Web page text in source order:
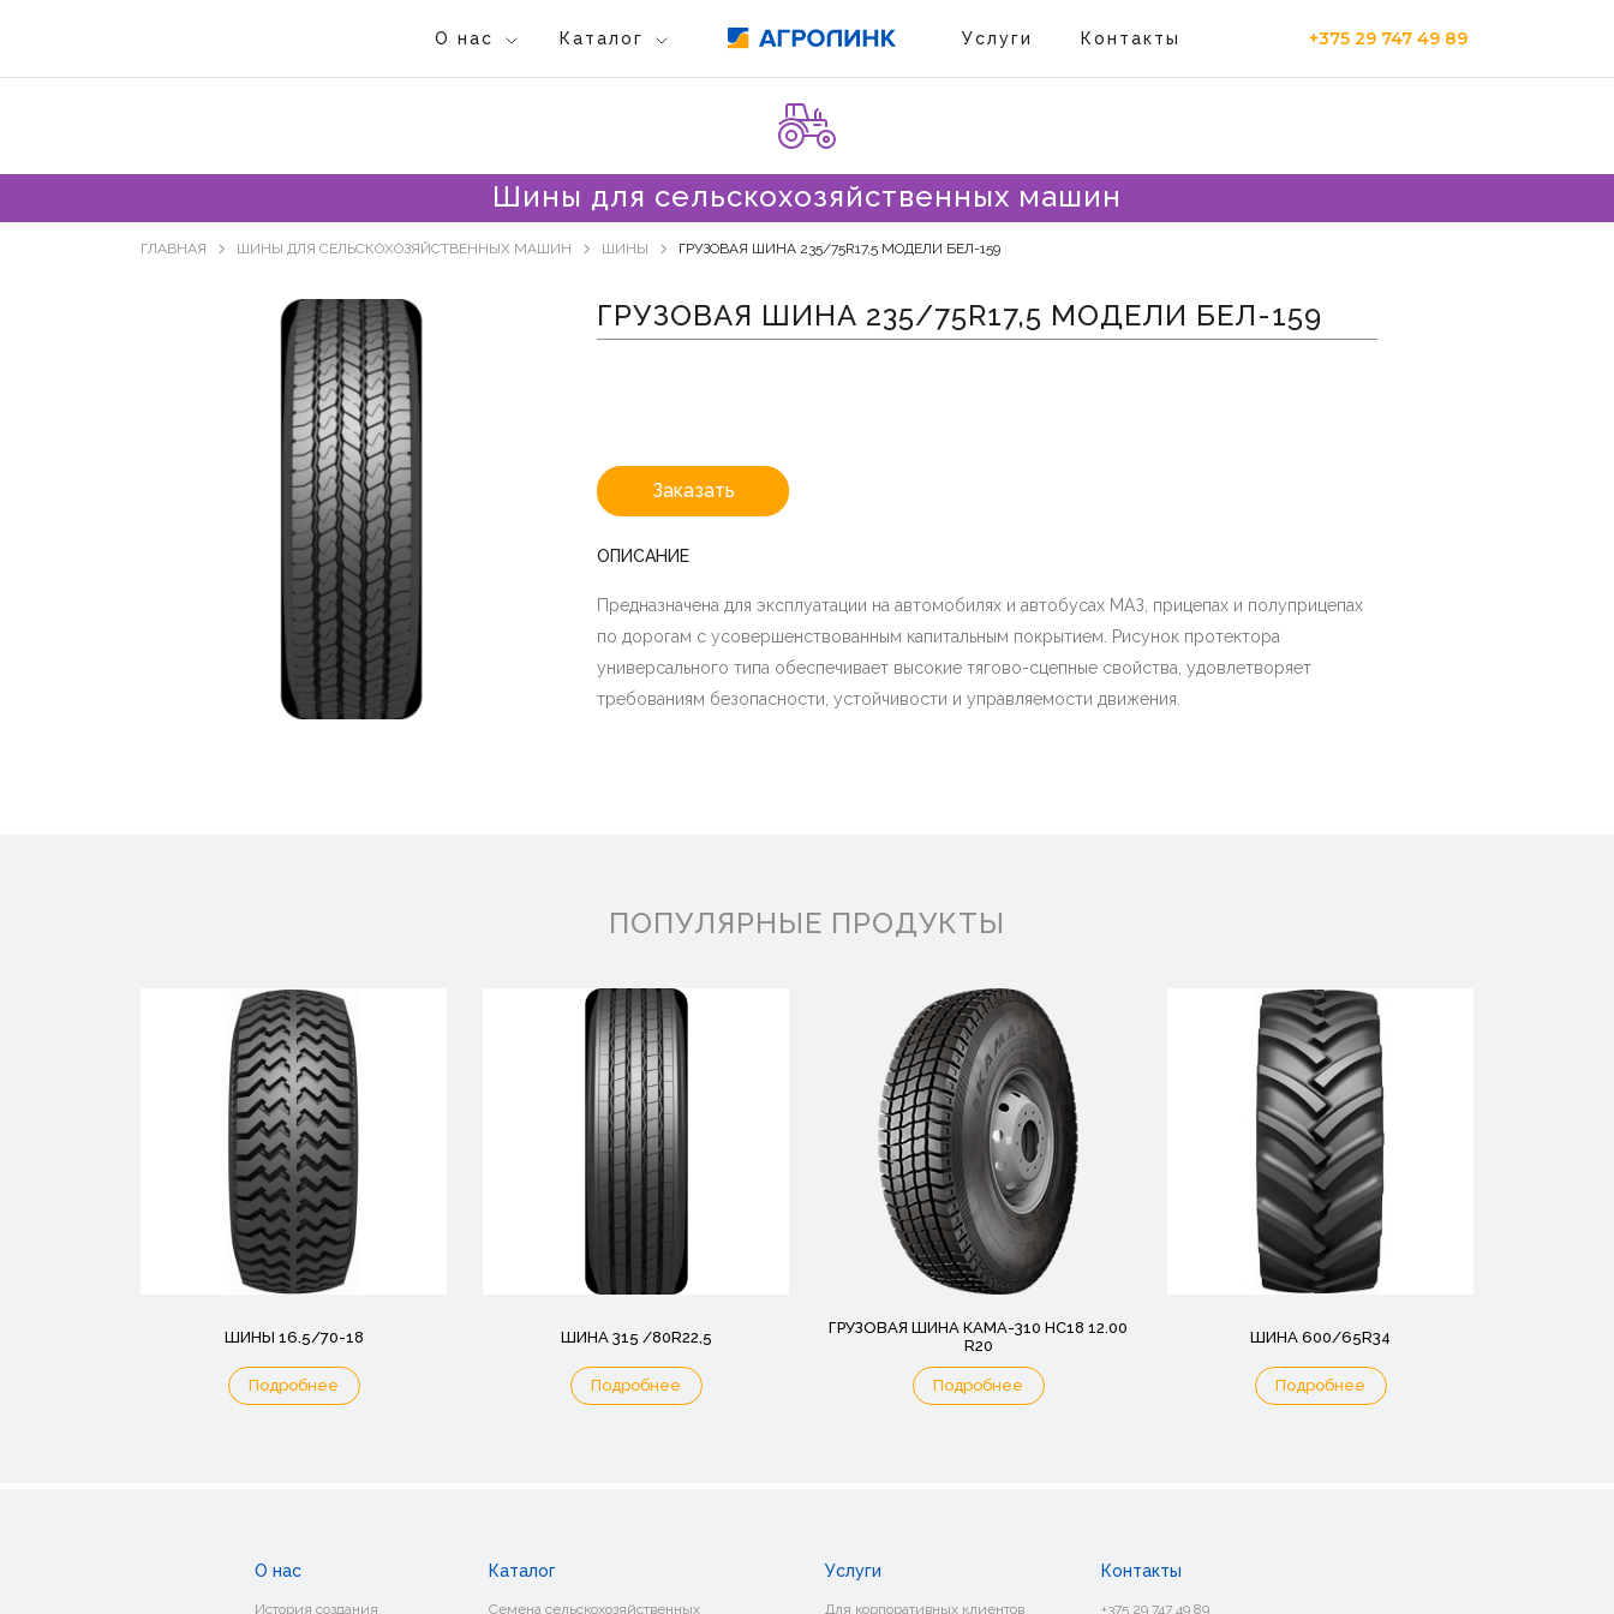
О нас Каталог Услуги Контакты +375 29 747 49 89
Шины для сельскохозяйственных машин
ГЛАВНАЯ ШИНЫ ДЛЯ СЕЛЬСКОХОЗЯЙСТВЕННЫХ МАШИН ШИНЫ ГРУЗОВАЯ ШИНА 235/75R17,5 МОДЕЛИ БЕЛ-159
ГРУЗОВАЯ ШИНА 235/75R17,5 МОДЕЛИ БЕЛ-159
Заказать
ОПИСАНИЕ
Предназначена для эксплуатации на автомобилях и автобусах МАЗ, прицепах и полуприцепах
по дорогам c усовершенствованным капитальным покрытием. Рисунок протектора
универсального типа обеспечивает высокие тягово-сцепные свойства, удовлетворяет
требованиям безопасности, устойчивости и управляемости движения.
ПОПУЛЯРНЫЕ ПРОДУКТЫ
ШИНЫ 16.5/70-18
Подробнее
ШИНА 315 /80R22,5
Подробнее
ГРУЗОВАЯ ШИНА КАМА-310 НС18 12.00
R20
Подробнее
ШИНА 600/65R34
Подробнее
О нас
История создания
Каталог
Семена сельскохозяйственных
Услуги
Для корпоративных клиентов
Контакты
+375 29 747 49 89